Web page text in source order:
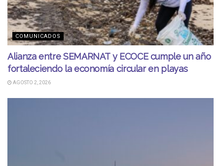
COMUNICADOS
Alianza entre SEMARNAT y ECOCE cumple un año
fortaleciendo la economía circular en playas
AGOSTO 2, 2026